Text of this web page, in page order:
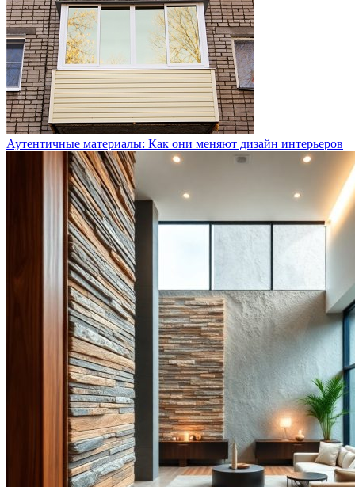
Аутентичные материалы: Как они меняют дизайн интерьеров